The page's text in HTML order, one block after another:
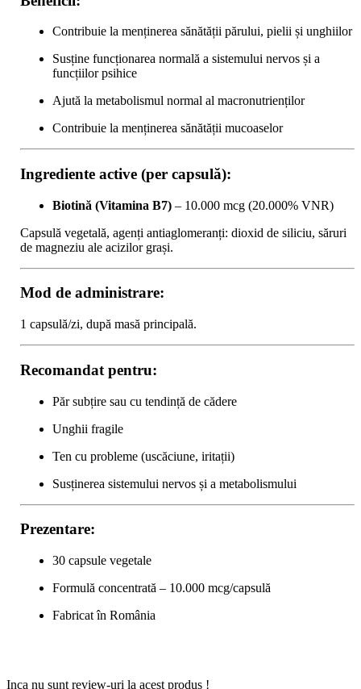
Contribuie la menținerea sănătății părului, pielii și unghiilor
Susține funcționarea normală a sistemului nervos și a
funcțiilor psihice
Ajută la metabolismul normal al macronutrienților
Contribuie la menținerea sănătății mucoaselor
Ingrediente active (per capsulă):
Biotină (Vitamina B7) – 10.000 mcg (20.000% VNR)
Capsulă vegetală, agenți antiaglomeranți: dioxid de siliciu, săruri
de magneziu ale acizilor grași.
Mod de administrare:
1 capsulă/zi, după masă principală.
Recomandat pentru:
Păr subțire sau cu tendință de cădere
Unghii fragile
Ten cu probleme (uscăciune, iritații)
Susținerea sistemului nervos și a metabolismului
Prezentare:
30 capsule vegetale
Formulă concentrată – 10.000 mcg/capsulă
Fabricat în România
Inca nu sunt review-uri la acest produs !